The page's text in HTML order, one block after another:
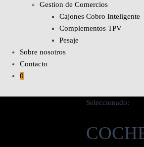
Gestion de Comercios
Cajones Cobro Inteligente
Complementos TPV
Pesaje
Sobre nosotros
Contacto
0
Seleccionado: